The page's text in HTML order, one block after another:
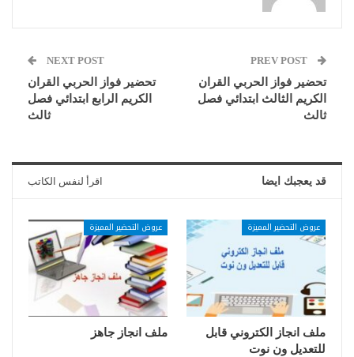
تحضير فواز الحربي القران
الكريم الثالث ابتدائي فصل
ثالث
NEXT POST
تحضير فواز الحربي القران
الكريم الرابع ابتدائي فصل
ثالث
قد يعجبك ايضا اقرأ لنفس الكاتب
عروض التحضير المميزة
ملف انجاز الكتروني قابل
للتعديل ون نوت
عروض التحضير المميزة
ملف انجاز جاهز